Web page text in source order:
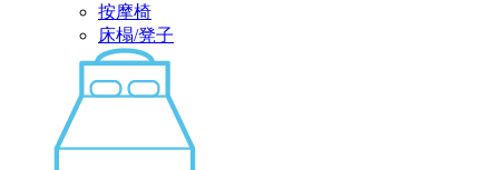
按摩椅
床榻/凳子